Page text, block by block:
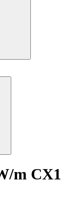
m CX1